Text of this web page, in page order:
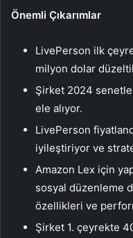
Önemli Çıkarımlar
LivePerson ilk
milyon dolar
Şirket 2024
ele alıyor.
LivePerson
iyileştiriyor ve
Amazon Lex için
sosyal düzenleme
özellikleri ve
Şirket 1. çeyrekte